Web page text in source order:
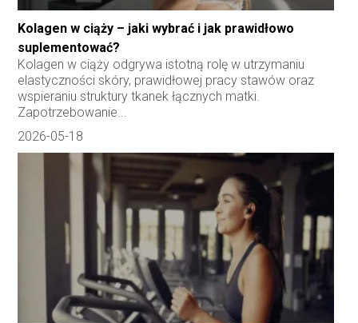
Kolagen w ciąży – jaki wybrać i jak prawidłowo
suplementować?
Kolagen w ciąży odgrywa istotną rolę w utrzymaniu
elastyczności skóry, prawidłowej pracy stawów oraz
wspieraniu struktury tkanek łącznych matki.
Zapotrzebowanie...
2026-05-18